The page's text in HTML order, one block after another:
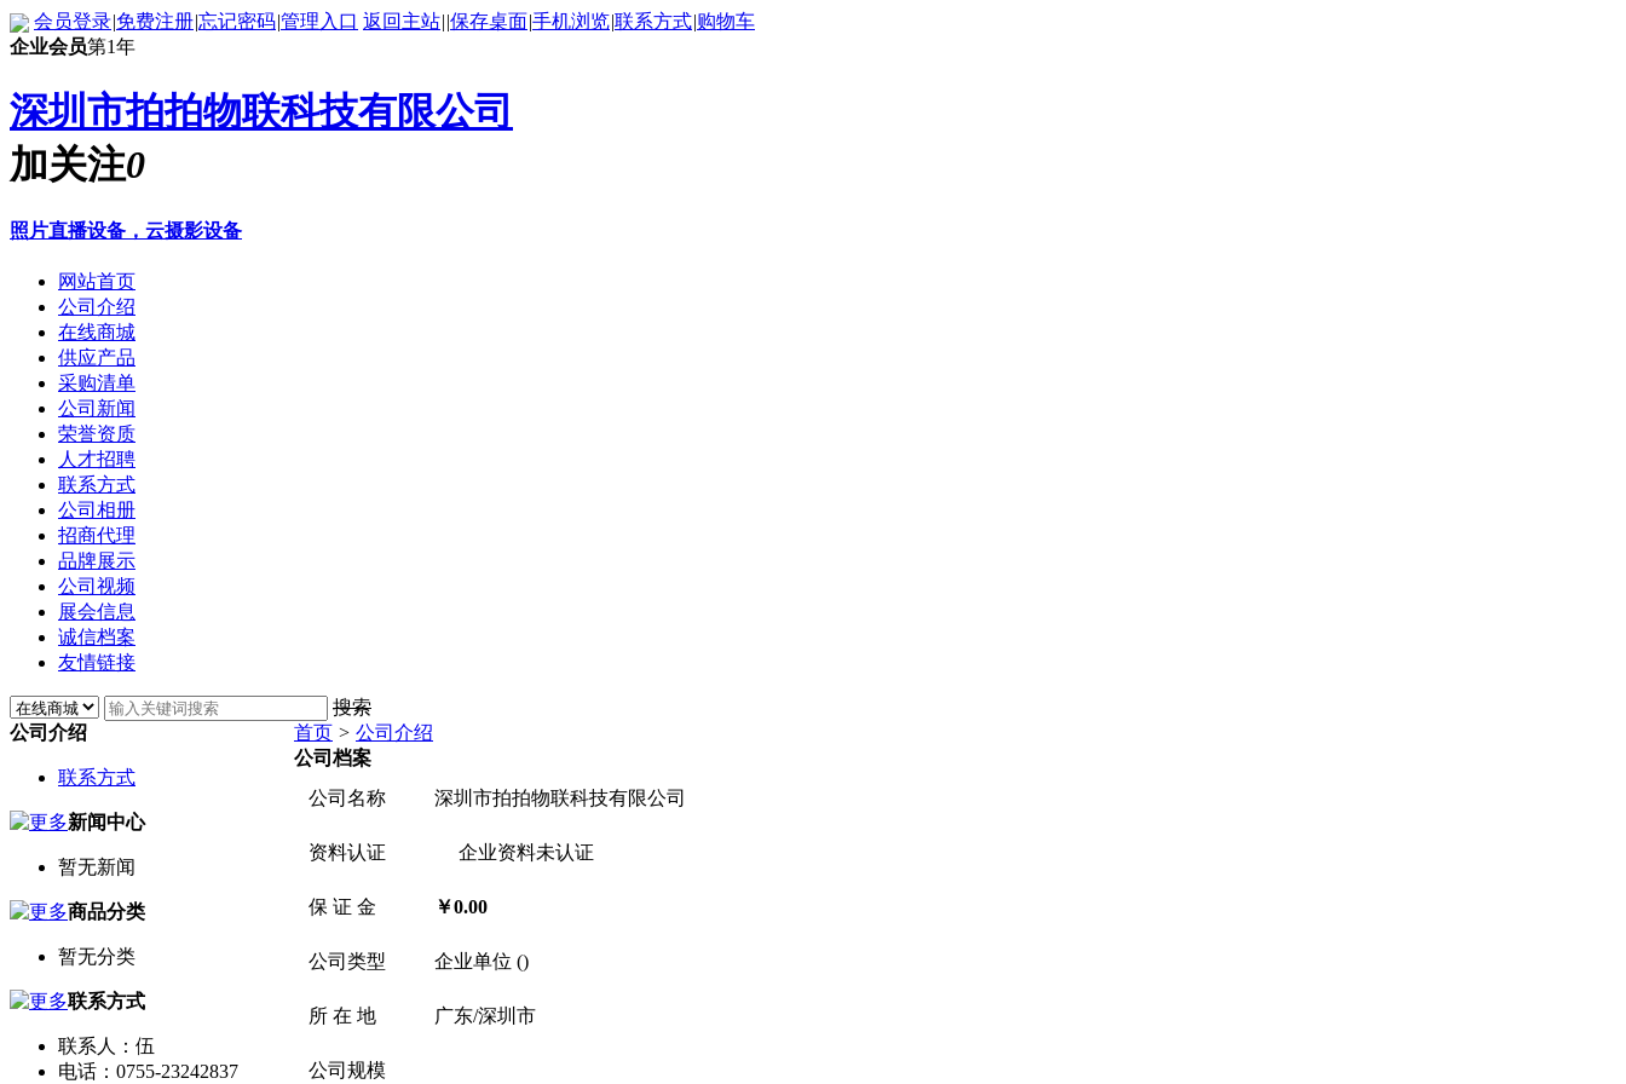
会员登录|免费注册|忘记密码|管理入口 返回主站||保存桌面|手机浏览|联系方式|购物车
企业会员第1年
深圳市拍拍物联科技有限公司
加关注0
照片直播设备，云摄影设备
网站首页
公司介绍
在线商城
供应产品
采购清单
公司新闻
荣誉资质
人才招聘
联系方式
公司相册
招商代理
品牌展示
公司视频
展会信息
诚信档案
友情链接
搜索
公司介绍
联系方式
新闻中心
暂无新闻
商品分类
暂无分类
联系方式
联系人：伍
电话：0755-23242837
首页 > 公司介绍
公司档案
公司名称
深圳市拍拍物联科技有限公司
资料认证 企业资料未认证
保 证 金 ￥0.00
公司类型 企业单位 ()
所 在 地 广东/深圳市
公司规模